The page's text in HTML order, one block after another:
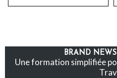
BRAND
Une formation simplifiée